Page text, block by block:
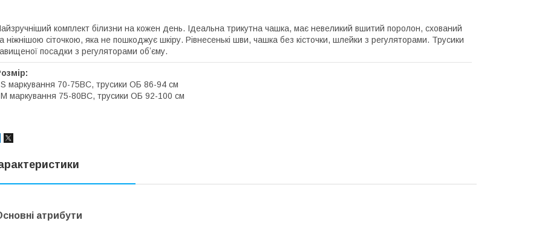
комплект білизни на кожен день. Ідеальна трикутна чашка, має невеликий вшитий поролон, схований
ніжнішою сіточкою, яка не пошкоджує шкіру. Рівнесенькі шви, чашка без кісточки, шлейки з регуляторами. Трусики
посадки з регуляторами обʼєму.
маркування 70-75ВС, трусики ОБ 86-94 см
маркування 75-80ВС, трусики ОБ 92-100 см
атрибути